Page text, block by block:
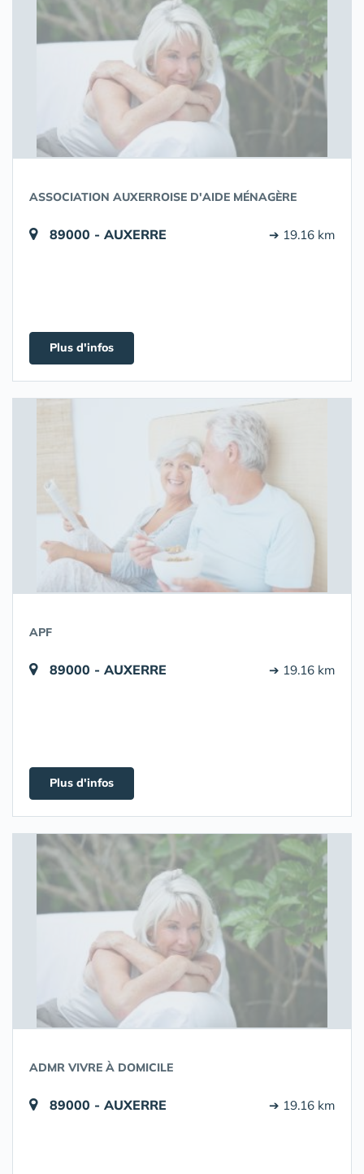
ASSOCIATION AUXERROISE D'AIDE MÉNAGÈRE
89000 - AUXERRE ➔ 19.16 km
Plus d'infos
APF
89000 - AUXERRE ➔ 19.16 km
Plus d'infos
ADMR VIVRE À DOMICILE
89000 - AUXERRE ➔ 19.16 km